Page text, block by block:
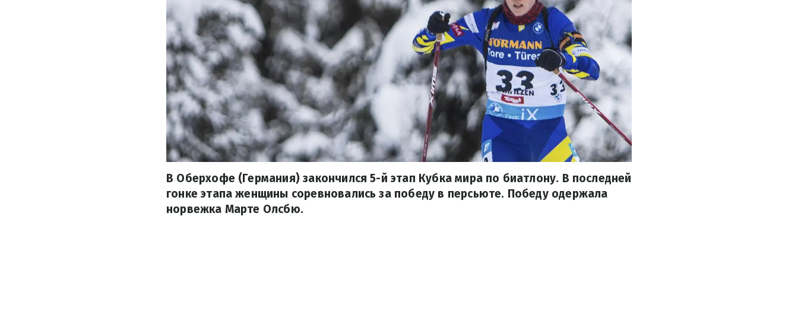
В Оберхофе (Германия) закончился 5-й этап Кубка мира по биатлону. В последней
гонке этапа женщины соревновались за победу в персьюте. Победу одержала
норвежка Марте Олсбю.